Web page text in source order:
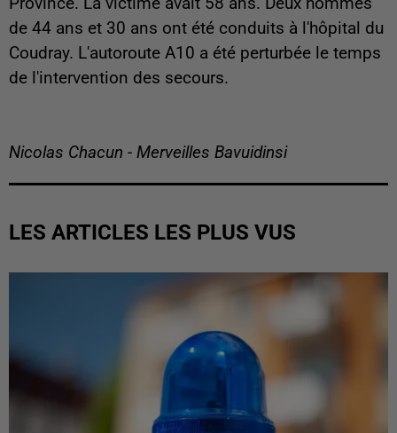
de 44 ans et 30 ans ont été conduits à l'hôpital du
Coudray. L'autoroute A10 a été perturbée le temps
de l'intervention des secours.
Nicolas Chacun - Merveilles Bavuidinsi
LES ARTICLES LES PLUS VUS